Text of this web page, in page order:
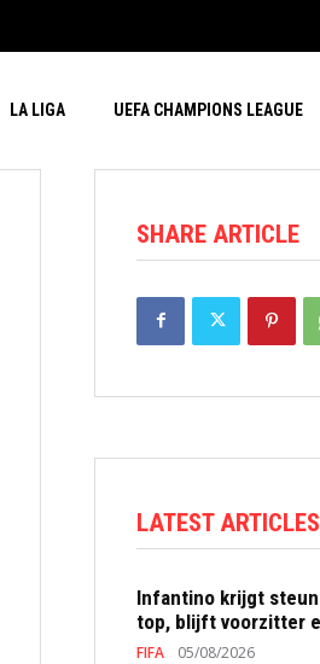
LA LIGA UEFA CHAMPIONS LEAGUE
SHARE ARTICLE
LATEST ARTICLES
Infantino krijgt steun
top, blijft voorzitter
FIFA 05/08/2026